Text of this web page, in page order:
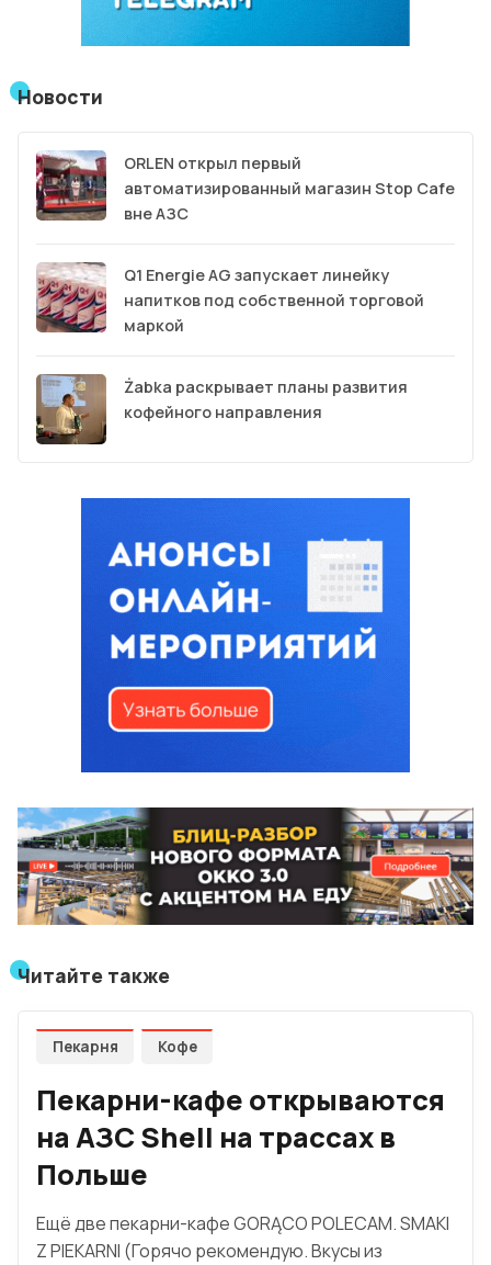
Новости
ORLEN открыл первый
автоматизированный магазин Stop Cafe
вне АЗС
Q1 Energie AG запускает линейку
напитков под собственной торговой
маркой
Żabka раскрывает планы развития
кофейного направления
Читайте также
Пекарня Кофе
Пекарни-кафе открываются
на АЗС Shell на трассах в
Польше
Ещё две пекарни-кафе GORĄCO POLECAM. SMAKI
Z PIEKARNI (Горячо рекомендую. Вкусы из